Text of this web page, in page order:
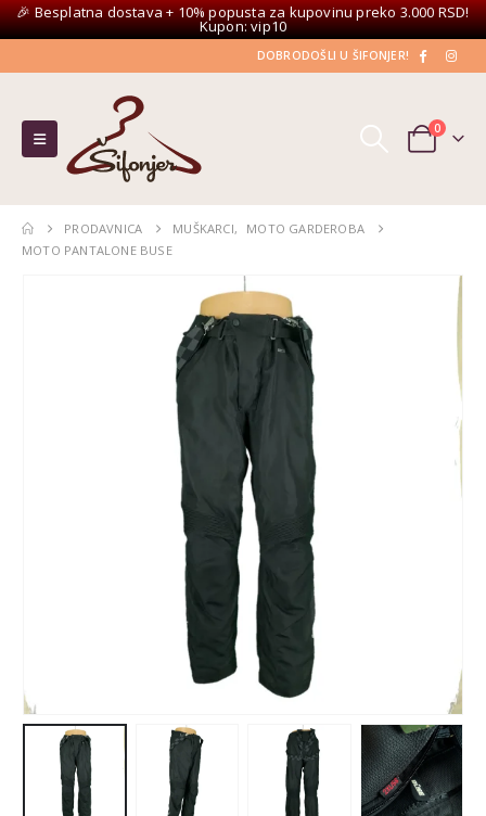
🎉 Besplatna dostava + 10% popusta za kupovinu preko 3.000 RSD!
Kupon: vip10
DOBRODOŠLI U ŠIFONJER!
0
PRODAVNICA MUŠKARCI,
MOTO GARDEROBA
MOTO PANTALONE BUSE